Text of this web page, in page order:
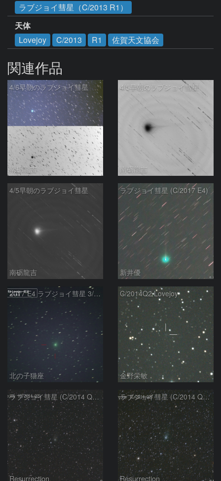
ラブジョイ彗星（C/2013 R1）
天体
Lovejoy
C/2013 R1 佐賀天文協会
関連作品
4/6早朝のラブジョイ彗星
南砺龍吉
4/5早朝のラブジョイ彗星
南砺龍吉
4/5早朝のラブジョイ彗星
南砺龍吉
ラブジョイ彗星 (C/2017 E4)
新井優
2017 E4 ラブジョイ彗星 3/27
北の子猫座
C/2014Q2 Lovejoy
金野栄敏
ラブジョイ彗星 (C/2014 Q2) 10/12
Resurrection
ラブジョイ彗星 (C/2014 Q2) 9/11
Resurrection